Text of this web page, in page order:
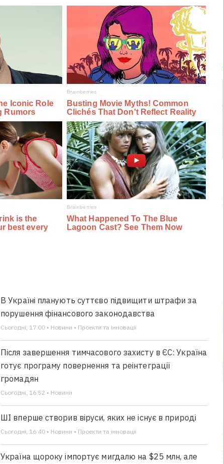
В Україні планують суттєво підвищити штрафи за
порушення фінансового законодавства
Сьогодні, 17:00 • Новини • Проекти та інновації
Після завершення тимчасового захисту в ЄС: Україна
готує програму повернення та реінтеграції
громадян
Сьогодні, 16:52 • Новини
ШІ вперше створив віруси, яких не існує в природі
Сьогодні, 16:40 • Новини • Проекти та інновації
Україна щороку імпортує мигдалю на $25 млн, але